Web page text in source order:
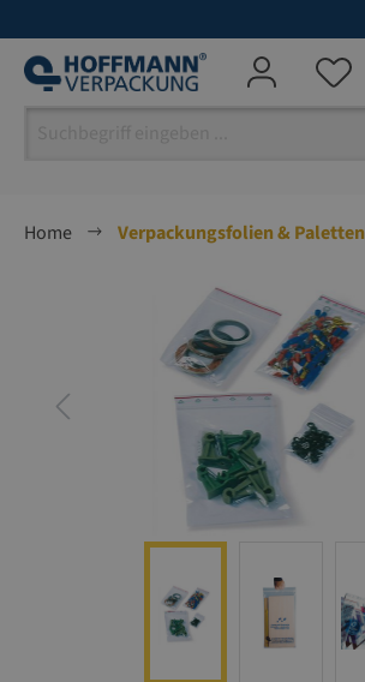
Home
Verpackungsfolien & Paletten
Bildergalerie überspringen